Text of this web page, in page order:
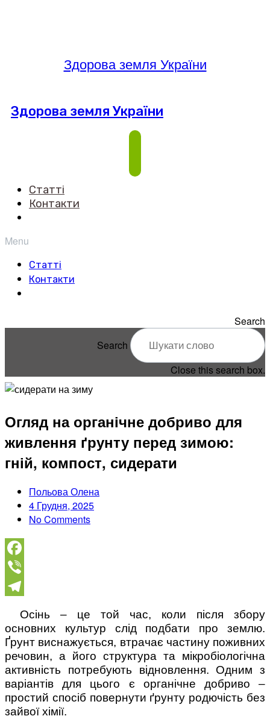
Здорова земля України
Здорова земля України
Статті
Контакти
Menu
Статті
Контакти
Search
Search
Close this search box.
Огляд на органічне добриво для
живлення ґрунту перед зимою:
гній, компост, сидерати
Польова Олена
4 Грудня, 2025
No Comments
Facebook
Viber
Осінь – це той час, коли після збору
основних культур слід подбати про землю.
Ґрунт виснажується, втрачає частину поживних
речовин, а його структура та мікробіологічна
активність потребують відновлення. Одним з
варіантів для цього є органічне добриво –
простий спосіб повернути ґрунту родючість без
зайвої хімії.